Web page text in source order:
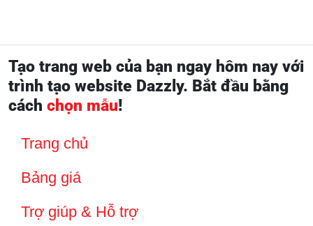
Tạo trang web của bạn ngay hôm nay với
trình tạo website Dazzly. Bắt đầu bằng
cách chọn mẫu!
Trang chủ
Bảng giá
Trợ giúp & Hỗ trợ